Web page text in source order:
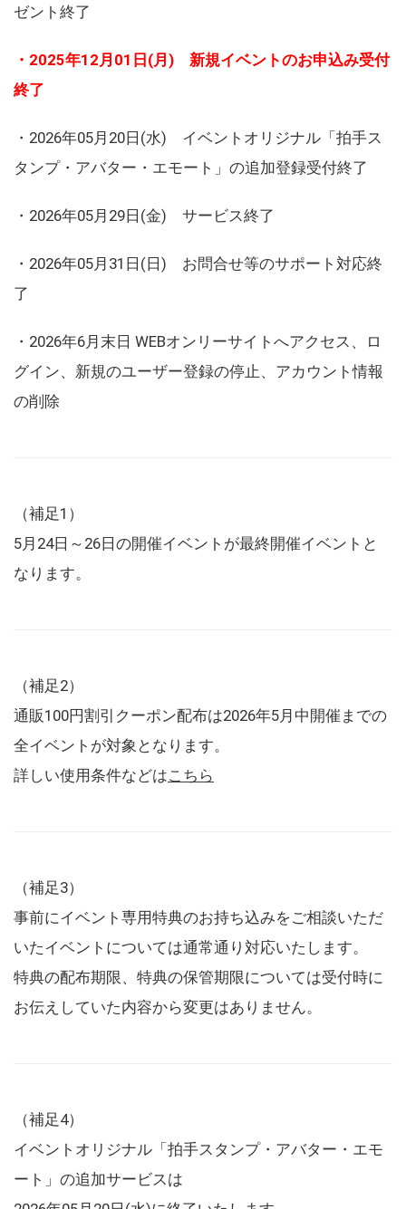
ゼント終了
・2025年12月01日(月) 新規イベントのお申込み受付
終了
・2026年05月20日(水) イベントオリジナル「拍手ス
タンプ・アバター・エモート」の追加登録受付終了
・2026年05月29日(金) サービス終了
・2026年05月31日(日) お問合せ等のサポート対応終
了
・2026年6月末日 WEBオンリーサイトへアクセス、ロ
グイン、新規のユーザー登録の停止、アカウント情報
の削除
（補足1）
5月24日～26日の開催イベントが最終開催イベントと
なります。
（補足2）
通販100円割引クーポン配布は2026年5月中開催までの
全イベントが対象となります。
詳しい使用条件などはこちら
（補足3）
事前にイベント専用特典のお持ち込みをご相談いただ
いたイベントについては通常通り対応いたします。
特典の配布期限、特典の保管期限については受付時に
お伝えしていた内容から変更はありません。
（補足4）
イベントオリジナル「拍手スタンプ・アバター・エモ
ート」の追加サービスは